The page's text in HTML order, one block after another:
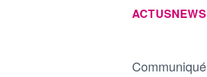
information
ACTUSNEWS